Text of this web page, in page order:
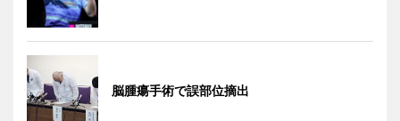
脳腫瘍手術で誤部位摘出